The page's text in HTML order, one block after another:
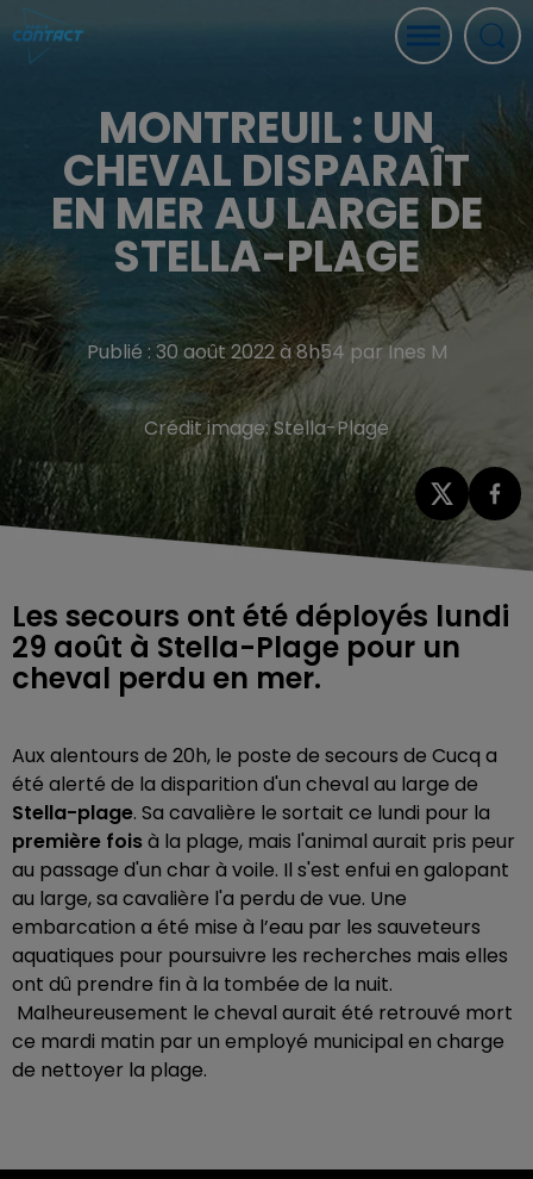
MONTREUIL : UN
CHEVAL DISPARAÎT
EN MER AU LARGE DE
STELLA-PLAGE
Publié : 30 août 2022 à 8h54 par Ines M
Crédit image:Stella-Plage
Les secours ont été déployés lundi
29 août à Stella-Plage pour un
cheval perdu en mer.
Aux alentours de 20h, le poste de secours de Cucq a
été alerté de la disparition d'un cheval au large de
Stella-plage. Sa cavalière le sortait ce lundi pour la
première foisà la plage, mais l'animal aurait pris peur
au passage d'un char à voile. Il s'est enfui en galopant
au large, sa cavalière l'a perdu de vue. Une
embarcation a été mise à l’eau par les sauveteurs
aquatiques pour poursuivre les recherches mais elles
ont dû prendre fin à la tombée de la nuit.
Malheureusement le cheval aurait été retrouvé mort
ce mardi matin par un employé municipal en charge
de nettoyer la plage.